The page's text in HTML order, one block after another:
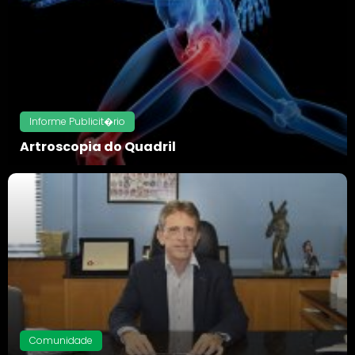
Voltar
Informe Publicit�rio
Artroscopia do Quadril
Comunidade